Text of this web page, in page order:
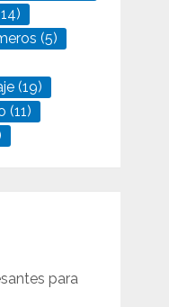
(5)
(19)
(11)
para